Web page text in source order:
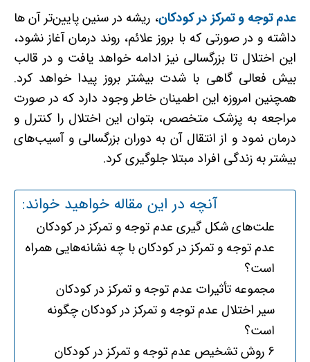
عدم توجه و تمرکز در کودکان، ریشه در سنین پایین‌تر آن ها
داشته و در صورتی که با بروز علائم، روند درمان آغاز نشود،
این اختلال تا بزرگسالی نیز ادامه خواهد یافت و در قالب
بیش ­فعالی گاهی با شدت بیشتر بروز پیدا خواهد کرد.
همچنین امروزه این اطمینان خاطر وجود دارد که در صورت
مراجعه به پزشک متخصص، بتوان این اختلال را کنترل و
درمان نمود و از انتقال آن به دوران بزرگسالی و آسیب‌های
بیشتر به زندگی افراد مبتلا جلوگیری کرد.
آنچه در این مقاله خواهید خواند:
علت‌های شکل گیری عدم توجه و تمرکز در کودکان
عدم توجه و تمرکز در کودکان با چه نشانه‌هایی همراه
است؟
مجموعه تأثیرات عدم توجه و تمرکز در کودکان
سیر اختلال عدم توجه و تمرکز در کودکان چگونه
است؟
6 روش تشخیص عدم توجه و تمرکز در کودکان